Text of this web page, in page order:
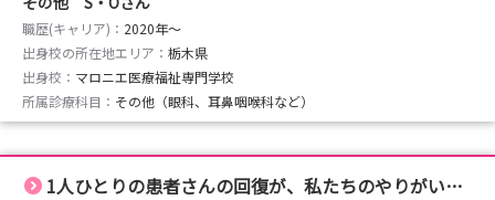
職歴(キャリア)： 2020年〜
出身校の所在地エリア： 栃木県
出身校： マロニエ医療福祉専門学校
所属診療科目： その他（眼科、耳鼻咽喉科など）
1人ひとりの患者さんの回復が、私たちのやりがいです！